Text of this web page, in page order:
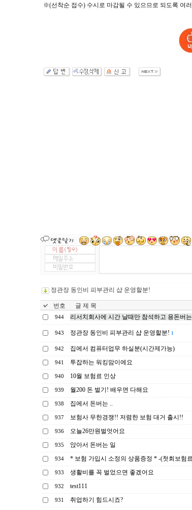
※(선착순 접수) 수시로 마감될 수 있으므로 되도록 여
정관장 동인비 피부관리 샵 운영할분!
번호 글 제 목
944 리서치회사에 시간 날때만 참석하고 용돈버
943 정관장 동인비 피부관리 샵 운영할분! 1
942 집에서 컴퓨터업무 하실분(시간제가능)
941 투잡하는 워킹맘이에요
940 10월 보험료 인상
939 월200 돈 벌기! 배우면 다해요
938 집에서 돈버는 ..
937 보험사 무한경쟁!! 저렴한 보험 대거 출시!!
936 오늘26만원벌엇어요
935 앉아서 돈버는 일
934 * 보험 가입시 소정의 상품증정 * -(첫회보험
933 생활비를 꼭 벌었으면 좋겠어요
932 test111
931 취업하기 힘드시죠?